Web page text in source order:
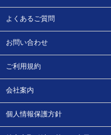
よくあるご質問
お問い合わせ
ご利用規約
会社案内
個人情報保護方針